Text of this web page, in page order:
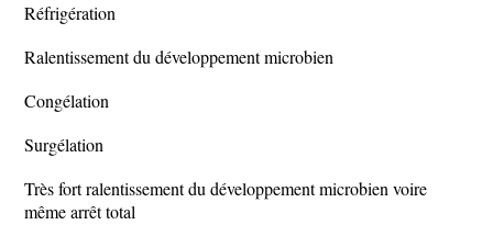
Réfrigération
Ralentissement du développement microbien
Congélation
Surgélation
Très fort ralentissement du développement microbien voire
même arrêt total